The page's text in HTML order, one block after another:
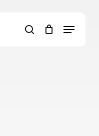
search
Menu